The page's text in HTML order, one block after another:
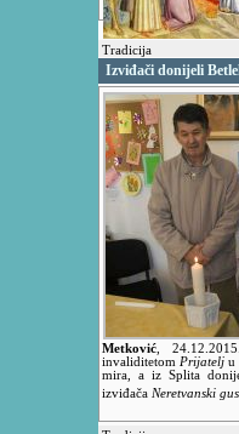
Tradicija
Izviđači donijeli
Metković ,
invaliditetom Prijatelj u
mira, a iz Splita
izviđača Neretvanski